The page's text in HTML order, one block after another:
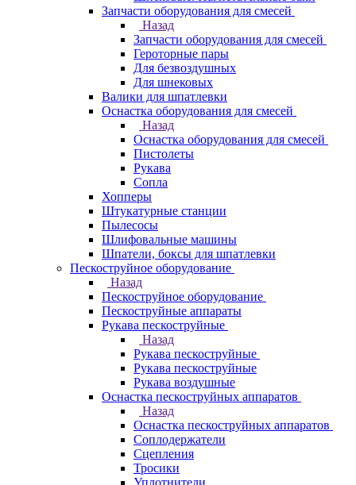
Запчасти оборудования для смесей
Назад
Запчасти оборудования для смесей
Героторные пары
Для безвоздушных
Для шнековых
Валики для шпатлевки
Оснастка оборудования для смесей
Назад
Оснастка оборудования для смесей
Пистолеты
Рукава
Сопла
Хопперы
Штукатурные станции
Пылесосы
Шлифовальные машины
Шпатели, боксы для шпатлевки
Пескоструйное оборудование
Назад
Пескоструйное оборудование
Пескоструйные аппараты
Рукава пескоструйные
Назад
Рукава пескоструйные
Рукава пескоструйные
Рукава воздушные
Оснастка пескоструйных аппаратов
Назад
Оснастка пескоструйных аппаратов
Соплодержатели
Сцепления
Тросики
Уплотнители